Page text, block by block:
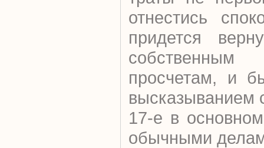
отнестись
придется
просчетам, и
высказыванием
17-е в
обычными